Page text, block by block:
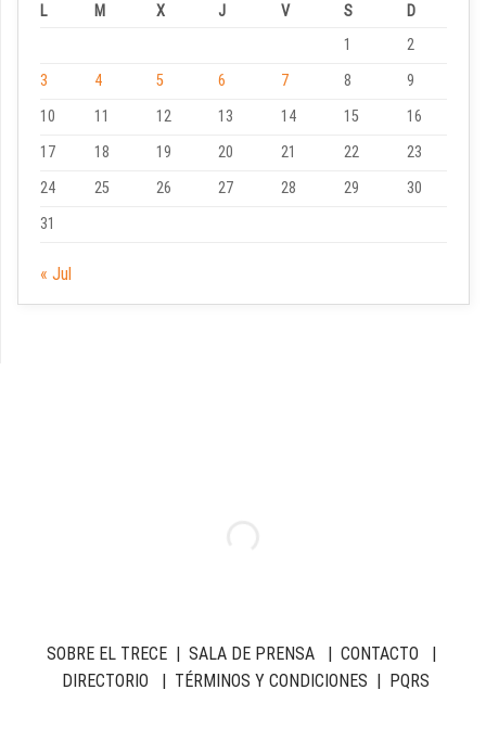
L M X J V S
D
1
2
3
4 5 6 7 8
9
10
11 12 13 14 15
16
17
18 19 20 21 22
23
24
25 26 27 28 29
30
31
« Jul
SOBRE EL TRECE| SALA DE PRENSA| CONTACTO
DIRECTORIO
TÉRMINOS Y CONDICIONES PQRS